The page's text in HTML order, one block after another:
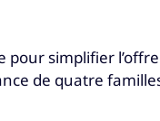
simplifier
de quatre